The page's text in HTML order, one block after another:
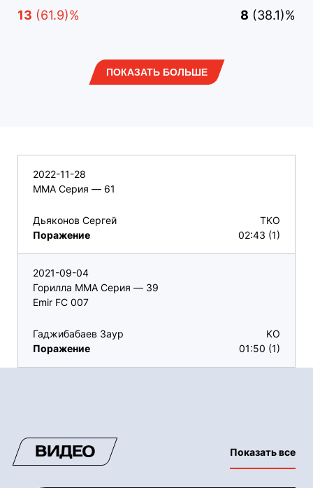
13 (61.9)% 8 (38.1)%
ПОКАЗАТЬ БОЛЬШЕ
2022-11-28
ММА Серия — 61
Дьяконов Сергей
Поражение
TKO
02:43 (1)
2021-09-04
Горилла ММА Серия — 39
Emir FC 007
Гаджибабаев Заур
Поражение
KO
01:50 (1)
ВИДЕО Показать все